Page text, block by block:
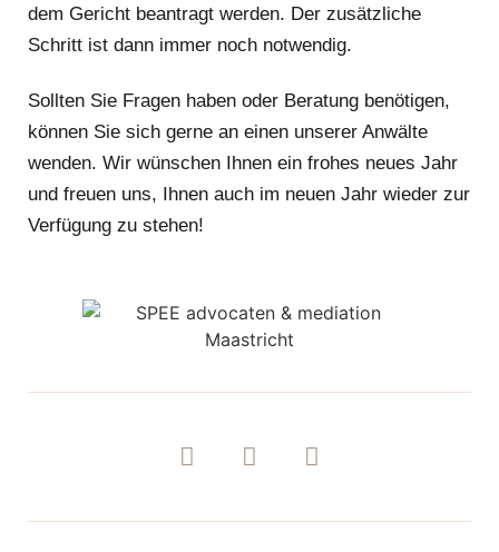
dem Gericht beantragt werden. Der zusätzliche
Schritt ist dann immer noch notwendig.
Sollten Sie Fragen haben oder Beratung benötigen,
können Sie sich gerne an einen unserer Anwälte
wenden. Wir wünschen Ihnen ein frohes neues Jahr
und freuen uns, Ihnen auch im neuen Jahr wieder zur
Verfügung zu stehen!